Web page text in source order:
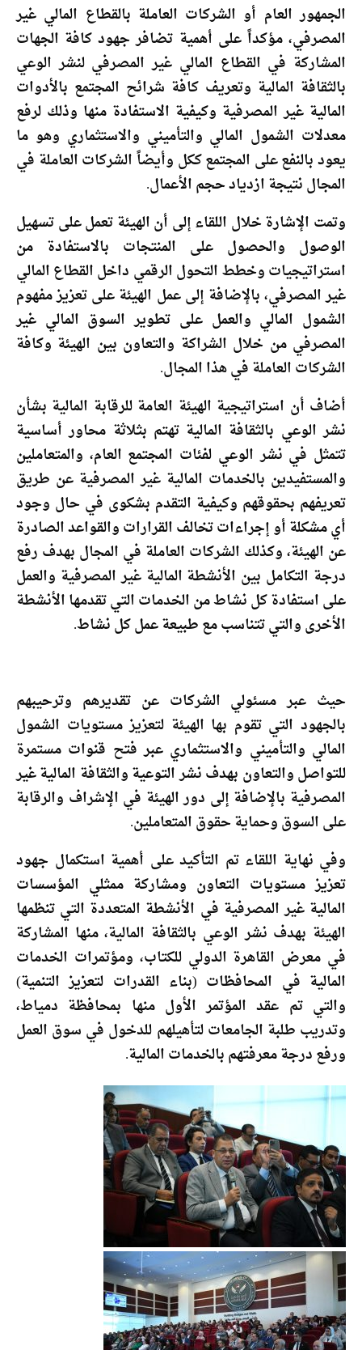
الجمهور العام أو الشركات العاملة بالقطاع المالي غير
المصرفي، مؤكداً على أهمية تضافر جهود كافة الجهات
المشاركة في القطاع المالي غير المصرفي لنشر الوعي
بالثقافة المالية وتعريف كافة شرائح المجتمع بالأدوات
المالية غير المصرفية وكيفية الاستفادة منها وذلك لرفع
معدلات الشمول المالي والتأميني والاستثماري وهو ما
يعود بالنفع على المجتمع ككل وأيضاً الشركات العاملة في
المجال نتيجة ازدياد حجم الأعمال.
وتمت الإشارة خلال اللقاء إلى أن الهيئة تعمل على تسهيل
الوصول والحصول على المنتجات بالاستفادة من
استراتيجيات وخطط التحول الرقمي داخل القطاع المالي
غير المصرفي، بالإضافة إلى عمل الهيئة على تعزيز مفهوم
الشمول المالي والعمل على تطوير السوق المالي غير
المصرفي من خلال الشراكة والتعاون بين الهيئة وكافة
الشركات العاملة في هذا المجال.
أضاف أن استراتيجية الهيئة العامة للرقابة المالية بشأن
نشر الوعي بالثقافة المالية تهتم بثلاثة محاور أساسية
تتمثل في نشر الوعي لفئات المجتمع العام، والمتعاملين
والمستفيدين بالخدمات المالية غير المصرفية عن طريق
تعريفهم بحقوقهم وكيفية التقدم بشكوى في حال وجود
أي مشكلة أو إجراءات تخالف القرارات والقواعد الصادرة
عن الهيئة، وكذلك الشركات العاملة في المجال بهدف رفع
درجة التكامل بين الأنشطة المالية غير المصرفية والعمل
على استفادة كل نشاط من الخدمات التي تقدمها الأنشطة
الأخرى والتي تتناسب مع طبيعة عمل كل نشاط.
حيث عبر مسئولي الشركات عن تقديرهم وترحيبهم
بالجهود التي تقوم بها الهيئة لتعزيز مستويات الشمول
المالي والتأميني والاستثماري عبر فتح قنوات مستمرة
للتواصل والتعاون بهدف نشر التوعية والثقافة المالية غير
المصرفية بالإضافة إلى دور الهيئة في الإشراف والرقابة
على السوق وحماية حقوق المتعاملين.
وفي نهاية اللقاء تم التأكيد على أهمية استكمال جهود
تعزيز مستويات التعاون ومشاركة ممثلي المؤسسات
المالية غير المصرفية في الأنشطة المتعددة التي تنظمها
الهيئة بهدف نشر الوعي بالثقافة المالية، منها المشاركة
في معرض القاهرة الدولي للكتاب، ومؤتمرات الخدمات
المالية في المحافظات (بناء القدرات لتعزيز التنمية)
والتي تم عقد المؤتمر الأول منها بمحافظة دمياط،
وتدريب طلبة الجامعات لتأهيلهم للدخول في سوق العمل
ورفع درجة معرفتهم بالخدمات المالية.